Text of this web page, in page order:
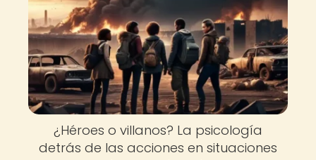
¿Héroes o villanos? La psicología
detrás de las acciones en situaciones